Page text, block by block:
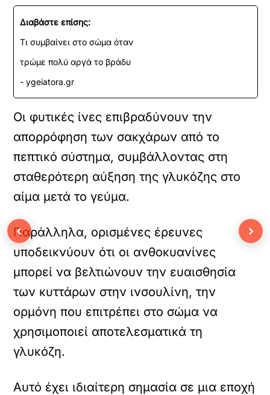
Διαβάστε επίσης:
Τι συμβαίνει στο σώμα όταν
τρώμε πολύ αργά το βράδυ
- ygeiatora.gr
Οι φυτικές ίνες επιβραδύνουν την
απορρόφηση των σακχάρων από το
πεπτικό σύστημα, συμβάλλοντας στη
σταθερότερη αύξηση της γλυκόζης στο
αίμα μετά το γεύμα.
Παράλληλα, ορισμένες έρευνες
υποδεικνύουν ότι οι ανθοκυανίνες
μπορεί να βελτιώνουν την ευαισθησία
των κυττάρων στην ινσουλίνη, την
ορμόνη που επιτρέπει στο σώμα να
χρησιμοποιεί αποτελεσματικά τη
γλυκόζη.
Αυτό έχει ιδιαίτερη σημασία σε μια εποχή
‹ ›